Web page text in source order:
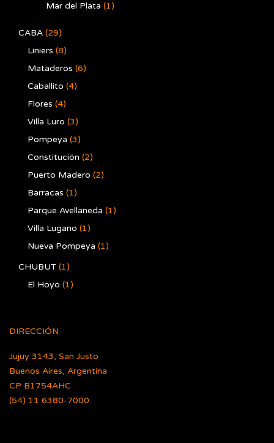
Mar del Plata (1)
CABA (29)
Liniers (8)
Mataderos (6)
Caballito (4)
Flores (4)
Villa Luro (3)
Pompeya (3)
Constitución (2)
Puerto Madero (2)
Barracas (1)
Parque Avellaneda (1)
Villa Lugano (1)
Nueva Pompeya (1)
CHUBUT (1)
El Hoyo (1)
DIRECCIÓN
Jujuy 3143, San Justo
Buenos Aires, Argentina
CP B1754AHC
(54) 11 6380-7000